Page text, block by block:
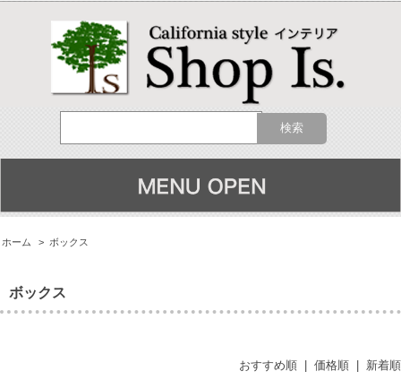
ホーム > ボックス
ボックス
おすすめ順 価格順 新着順